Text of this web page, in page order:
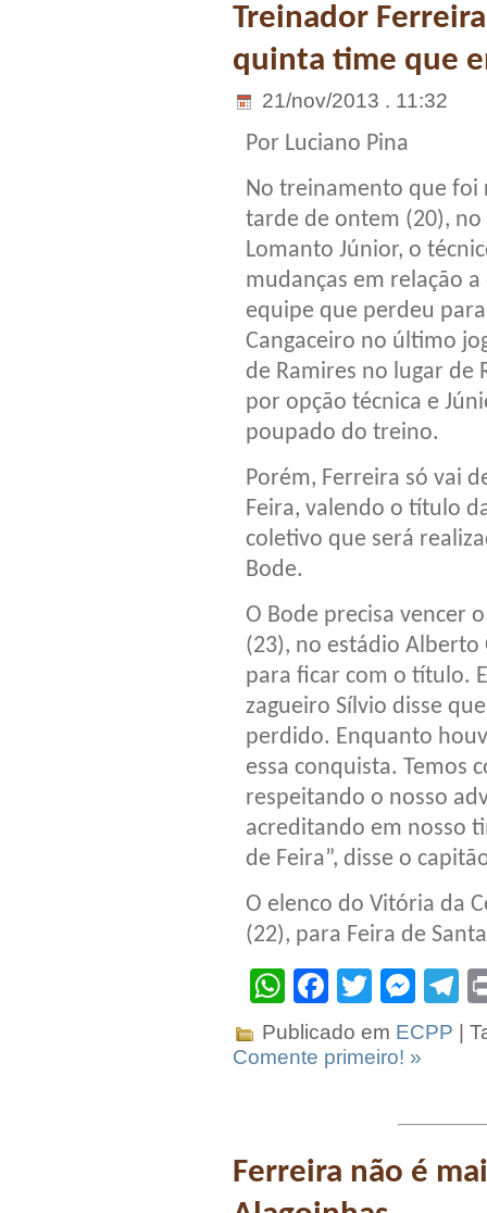
Treinador
quinta time que
21/nov/2013 . 11:32
Por Luciano Pina
No treinamento que foi
tarde de ontem (20), no
Lomanto Júnior, o
mudanças em relação a
equipe que perdeu
Cangaceiro no último
de Ramires no lugar de
por opção técnica e
poupado do treino.
Porém, Ferreira só vai
Feira, valendo o título
coletivo que será
Bode.
O Bode precisa vencer
(23), no estádio
para ficar com o título.
zagueiro Sílvio disse
perdido. Enquanto
essa conquista. Temos
respeitando o nosso
acreditando em nosso
de Feira”, disse o
O elenco do Vitória da
(22), para Feira de
WhatsApp
Facebook
Twitter
Publicado em ECPP |
Comente primeiro! »
Ferreira não é